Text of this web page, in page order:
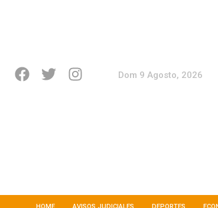
Dom 9 Agosto, 2026